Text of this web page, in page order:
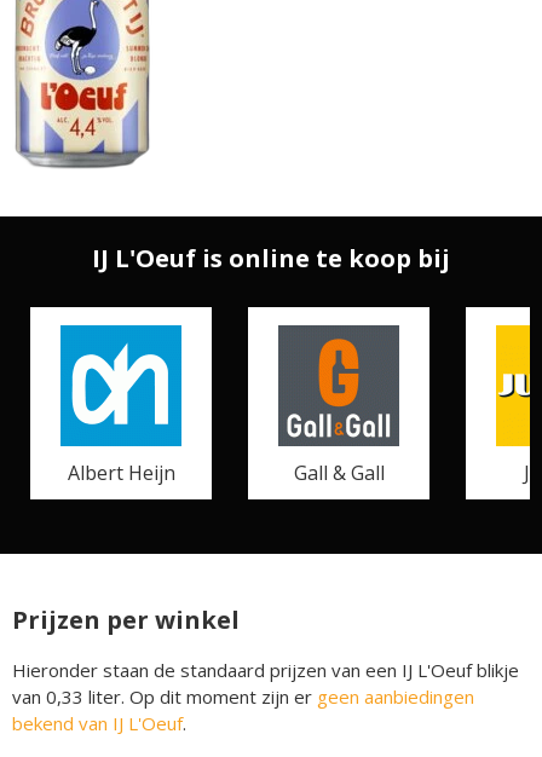
IJ L'Oeuf is online te koop bij
Albert Heijn Gall & Gall
Prijzen per winkel
Hieronder staan de standaard prijzen van een IJ L'Oeuf blikje
van 0,33 liter. Op dit moment zijn er geen aanbiedingen
bekend van IJ L'Oeuf.